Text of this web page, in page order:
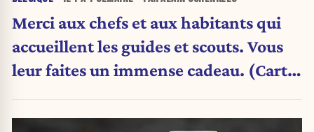
Merci aux chefs et aux habitants qui
accueillent les guides et scouts. Vous
leur faites un immense cadeau. (Carte